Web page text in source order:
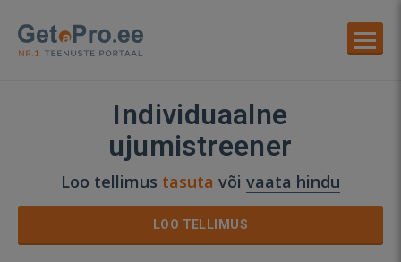
Individuaalne
ujumistreener
Loo tellimus tasuta või vaata hindu
LOO TELLIMUS